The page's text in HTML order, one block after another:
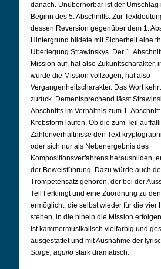
danach. Unüberhörbar ist der Umschlag
Beginn des 5. Abschnitts. Zur
dessen Reversion gegenüber dem 1.
Hintergrund bildete mit Sicherheit eine
Überlegung Strawinskys. Der 1.
Mission auf, hat also Zukunftscharakter,
wurde die Mission vollzogen, hat also
Vergangenheitscharakter. Das Wort
zurück. Dementsprechend lässt
Abschnitts im Verhältnis zum 1.
Krebsform laufen. Ob die zum Teil
Zahlenverhältnisse den Text
oder sich nur als Nebenergebnis des
Kompositionsverfahrens herausbilden,
der Beweisführung. Dazu würde auch
Trompetensatz gehören, der bei der
Teil I erklingt und eine Zuordnung zu
ermöglicht, die selbst wieder für die vier
stehen, in die hinein die Mission
ist kammermusikalisch vielfarbig und
ausgestattet und mit Ausnahme der
Surge, aquilo stark dramatisch.